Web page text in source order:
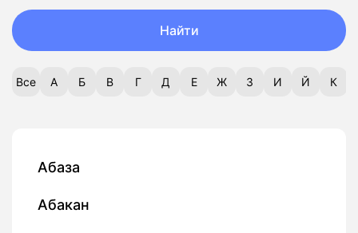
Найти
Все А Б В Г Д Е Ж З И Й К
Абаза
Абакан